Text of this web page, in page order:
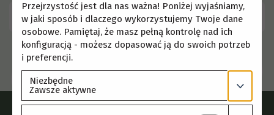
Skorzystaj z menu, aby wybrać inną stronę.
Przejrzystość jest dla nas ważna! Poniżej wyjaśniamy,
w jaki sposób i dlaczego wykorzystujemy Twoje dane
osobowe. Pamiętaj, że masz pełną kontrolę nad ich
konfiguracją - możesz dopasować ją do swoich potrzeb
i preferencji.
Niezbędne
Zawsze aktywne